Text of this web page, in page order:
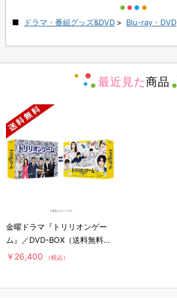
ドラマ・番組グッズ&DVD > Blu-ray・DVD
最近見た商品
金曜ドラマ『トリリオンゲー
ム』／DVD-BOX（送料無料・
6枚組）
￥26,400 （税込）